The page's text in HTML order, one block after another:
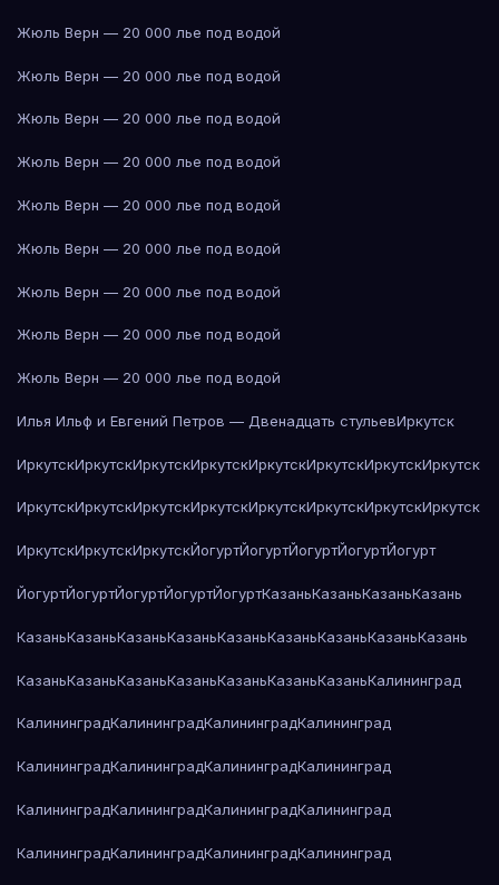
Жюль Верн — 20 000 лье под водой
Жюль Верн — 20 000 лье под водой
Жюль Верн — 20 000 лье под водой
Жюль Верн — 20 000 лье под водой
Жюль Верн — 20 000 лье под водой
Жюль Верн — 20 000 лье под водой
Жюль Верн — 20 000 лье под водой
Жюль Верн — 20 000 лье под водой
Жюль Верн — 20 000 лье под водой
Илья Ильф и Евгений Петров — Двенадцать стульевИркутск
ИркутскИркутскИркутскИркутскИркутскИркутскИркутскИркутск
ИркутскИркутскИркутскИркутскИркутскИркутскИркутскИркутск
ИркутскИркутскИркутскЙогуртЙогуртЙогуртЙогуртЙогурт
ЙогуртЙогуртЙогуртЙогуртЙогуртКазаньКазаньКазаньКазань
КазаньКазаньКазаньКазаньКазаньКазаньКазаньКазаньКазань
КазаньКазаньКазаньКазаньКазаньКазаньКазаньКалининград
КалининградКалининградКалининградКалининград
КалининградКалининградКалининградКалининград
КалининградКалининградКалининградКалининград
КалининградКалининградКалининградКалининград